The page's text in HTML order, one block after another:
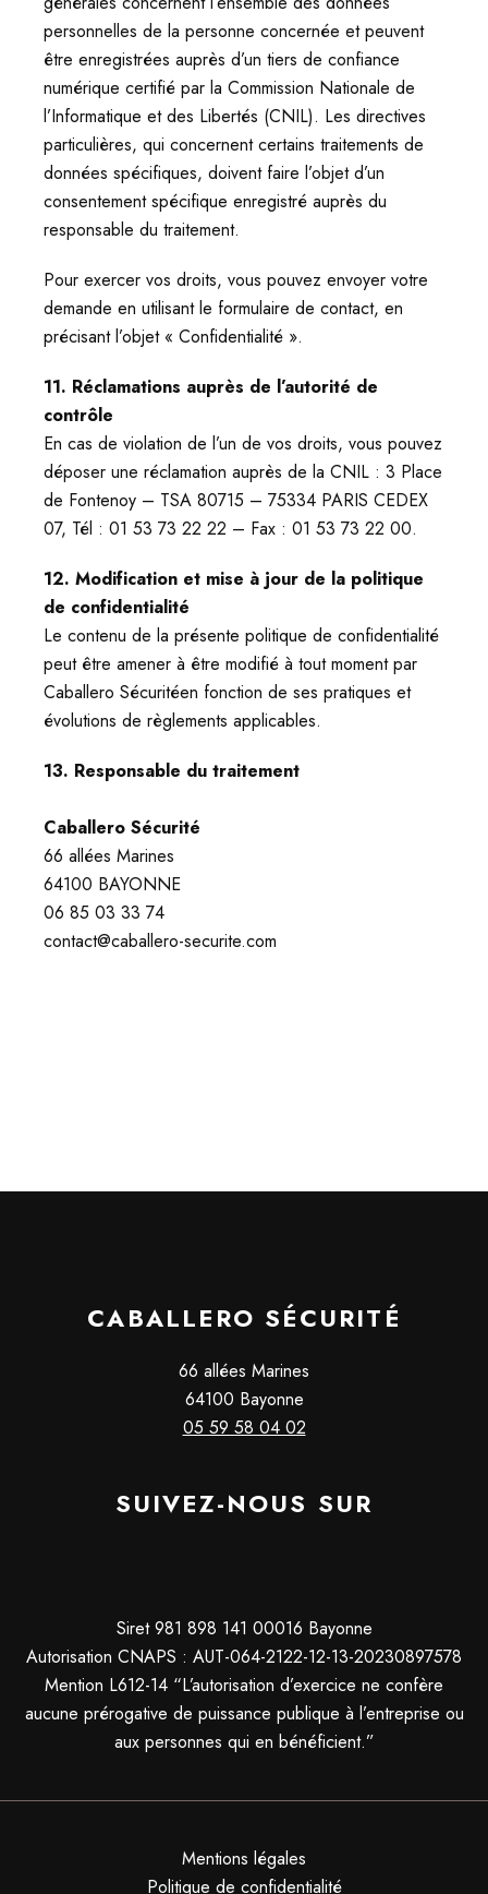
personnelles de la personne concernée et peuvent
être enregistrées auprès d’un tiers de confiance
numérique certifié par la Commission Nationale de
l’Informatique et des Libertés (CNIL). Les directives
particulières, qui concernent certains traitements de
données spécifiques, doivent faire l’objet d’un
consentement spécifique enregistré auprès du
responsable du traitement.
Pour exercer vos droits, vous pouvez envoyer votre
demande en utilisant le formulaire de contact, en
précisant l’objet « Confidentialité ».
11. Réclamations auprès de l’autorité de
contrôle
En cas de violation de l’un de vos droits, vous pouvez
déposer une réclamation auprès de la CNIL : 3 Place
de Fontenoy – TSA 80715 – 75334 PARIS CEDEX
07, Tél : 01 53 73 22 22 – Fax : 01 53 73 22 00.
12. Modification et mise à jour de la politique
de confidentialité
Le contenu de la présente politique de confidentialité
peut être amener à être modifié à tout moment par
Caballero Sécuritéen fonction de ses pratiques et
évolutions de règlements applicables.
13. Responsable du traitement
Caballero Sécurité
66 allées Marines
64100 BAYONNE
06 85 03 33 74
contact@caballero-securite.com
CABALLERO SÉCURITÉ
66 allées Marines
64100 Bayonne
05 59 58 04 02
SUIVEZ-NOUS SUR
Siret 981 898 141 00016 Bayonne
Autorisation CNAPS : AUT-064-2122-12-13-20230897578
Mention L612-14 “L’autorisation d’exercice ne confère
aucune prérogative de puissance publique à l’entreprise ou
aux personnes qui en bénéficient.”
Mentions légales
Politique de confidentialité